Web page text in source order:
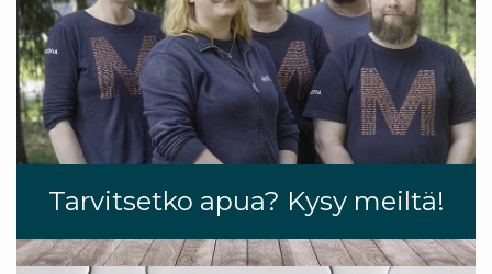
Tarvitsetko apua? Kysy meiltä!